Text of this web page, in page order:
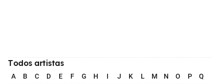
Todos artistas
A B C D E F G H I J K L M N O P Q